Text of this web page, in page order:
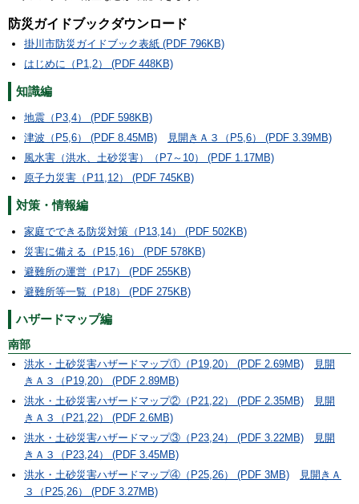
防災ガイドブックダウンロード
掛川市防災ガイドブック表紙 (PDF 796KB)
はじめに（P1,2） (PDF 448KB)
知識編
地震（P3,4） (PDF 598KB)
津波（P5,6） (PDF 8.45MB)
見開きＡ３（P5,6） (PDF 3.39MB)
風水害（洪水、土砂災害）（P7～10） (PDF 1.17MB)
原子力災害（P11,12） (PDF 745KB)
対策・情報編
家庭でできる防災対策（P13,14） (PDF 502KB)
災害に備える（P15,16） (PDF 578KB)
避難所の運営（P17） (PDF 255KB)
避難所等一覧（P18） (PDF 275KB)
ハザードマップ編
南部
洪水・土砂災害ハザードマップ①（P19,20） (PDF 2.69MB)
見開
きＡ３（P19,20） (PDF 2.89MB)
洪水・土砂災害ハザードマップ②（P21,22） (PDF 2.35MB)
見開
きＡ３（P21,22） (PDF 2.6MB)
洪水・土砂災害ハザードマップ③（P23,24） (PDF 3.22MB)
見開
きＡ３（P23,24） (PDF 3.45MB)
洪水・土砂災害ハザードマップ④（P25,26） (PDF 3MB)
見開きＡ
３（P25,26） (PDF 3.27MB)